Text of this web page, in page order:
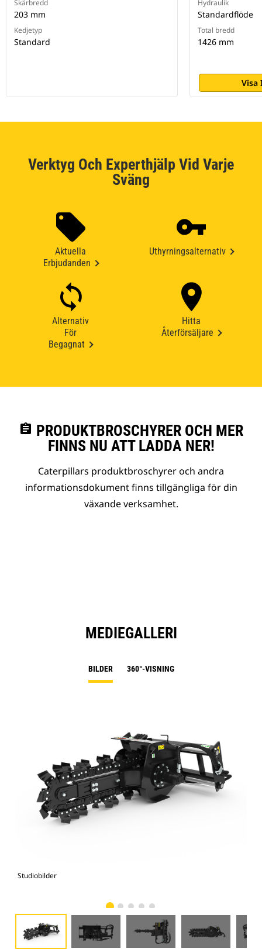
Skärbredd
203 mm
Kedjetyp
Standard
Hydraulik
Standardflöde
Total bredd
1426 mm
Visa
Verktyg Och Experthjälp Vid Varje
Sväng
Aktuella
Erbjudanden
Uthyrningsalternativ
Alternativ
För
Begagnat
Hitta
Återförsäljare
assignment PRODUKTBROSCHYRER OCH MER
FINNS NU ATT LADDA NER!
Caterpillars produktbroschyrer och andra
informationsdokument finns tillgängliga för din
växande verksamhet.
MEDIEGALLERI
BILDER 360°-VISNING
Studiobilder